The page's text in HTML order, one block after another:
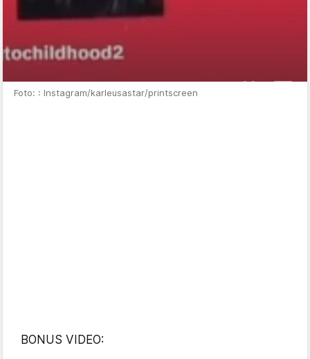
Foto: : Instagram/karleusastar/printscreen
BONUS VIDEO: